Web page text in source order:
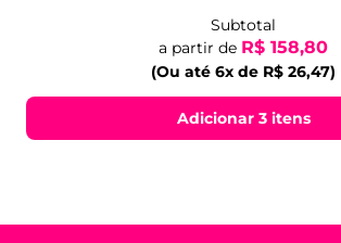
Subtotal
a partir de R$ 158,80
(Ou até 6x de R$ 26,47)
Adicionar 3 itens